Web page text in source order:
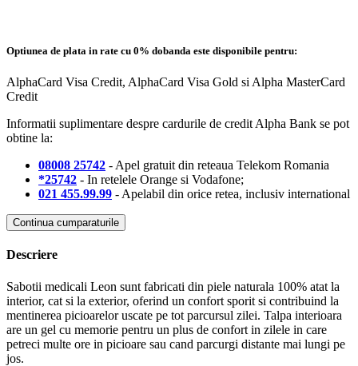
Optiunea de plata in rate cu 0% dobanda este disponibile pentru:
AlphaCard Visa Credit, AlphaCard Visa Gold si Alpha MasterCard
Credit
Informatii suplimentare despre cardurile de credit Alpha Bank se pot
obtine la:
08008 25742 - Apel gratuit din reteaua Telekom Romania
*25742 - In retelele Orange si Vodafone;
021 455.99.99 - Apelabil din orice retea, inclusiv international
Continua cumparaturile
Descriere
Sabotii medicali Leon sunt fabricati din piele naturala 100% atat la
interior, cat si la exterior, oferind un confort sporit si contribuind la
mentinerea picioarelor uscate pe tot parcursul zilei. Talpa interioara
are un gel cu memorie pentru un plus de confort in zilele in care
petreci multe ore in picioare sau cand parcurgi distante mai lungi pe
jos.